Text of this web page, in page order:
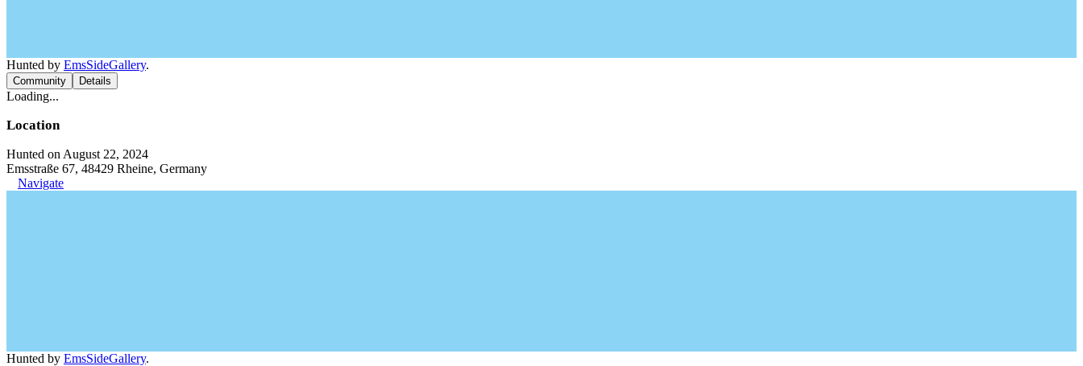
Hunted by EmsSideGallery.
Community Details
Loading...
Location
Hunted on August 22, 2024
Emsstraße 67, 48429 Rheine, Germany
Navigate
Hunted by EmsSideGallery.